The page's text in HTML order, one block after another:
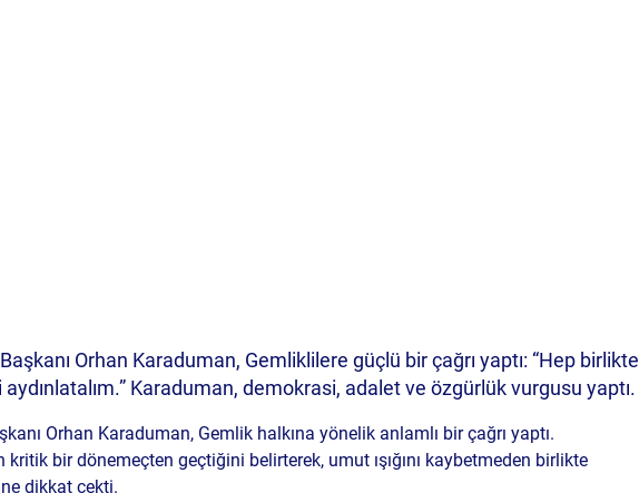
Orhan Karaduman, Gemliklilere güçlü bir çağrı yaptı: “Hep birlikte
Karaduman, demokrasi, adalet ve özgürlük vurgusu yaptı.
Orhan Karaduman, Gemlik halkına yönelik anlamlı bir çağrı yaptı.
kritik bir dönemeçten geçtiğini belirterek, umut ışığını kaybetmeden birlikte
dikkat çekti.